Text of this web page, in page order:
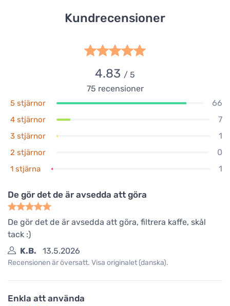
Kundrecensioner
4.83 / 5
75 recensioner
5 stjärnor 66
4 stjärnor 7
3 stjärnor 1
2 stjärnor 0
1 stjärna 1
De gör det de är avsedda att göra
De gör det de är avsedda att göra, filtrera kaffe, skål
tack :)
K.B.
13.5.2026
Recensionen är översatt. Visa originalet (danska).
Enkla att använda